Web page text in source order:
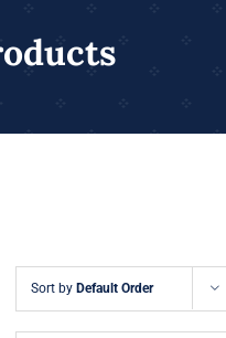
Sort by Default Order